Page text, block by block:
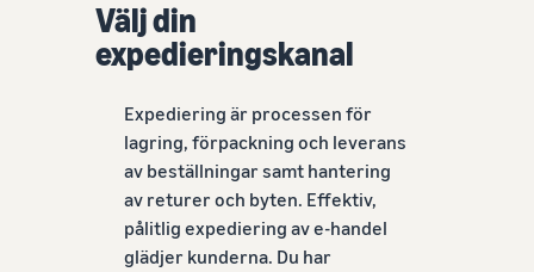
Välj din
expedieringskanal
Expediering är processen för
lagring, förpackning och leverans
av beställningar samt hantering
av returer och byten. Effektiv,
pålitlig expediering av e-handel
glädjer kunderna. Du har